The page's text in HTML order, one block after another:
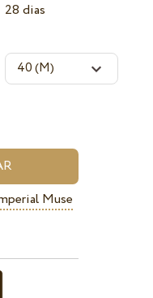
28 dias
Muse